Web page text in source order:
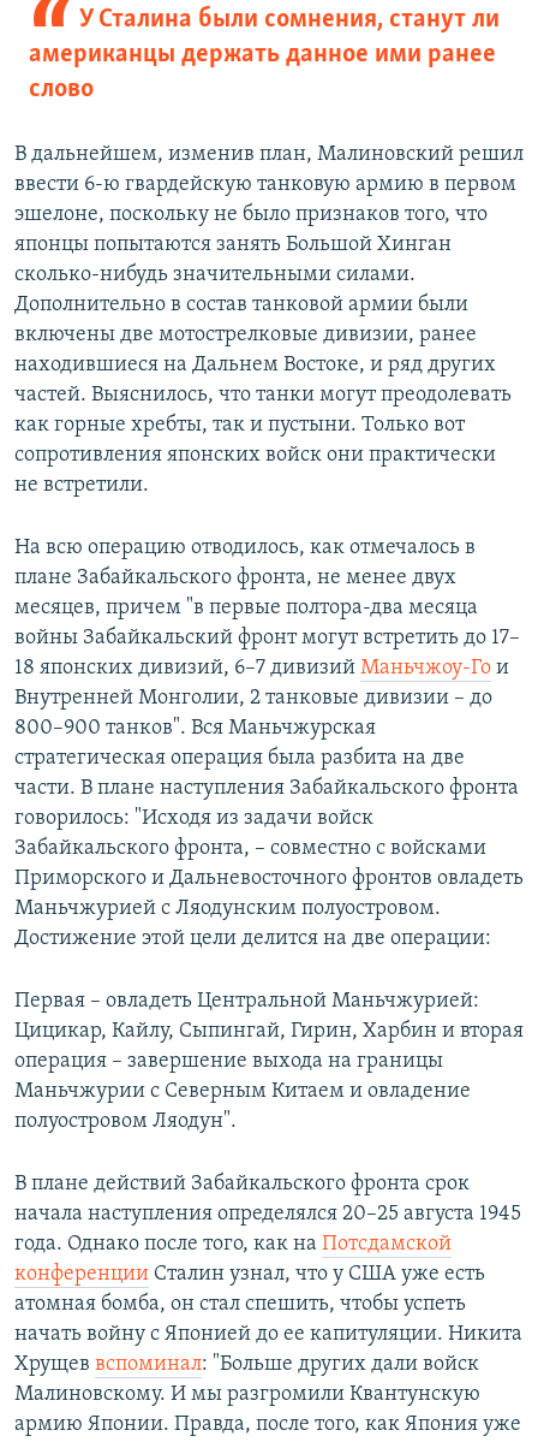
У Сталина были сомнения, станут ли
американцы держать данное ими ранее
слово
В дальнейшем, изменив план, Малиновский решил
ввести 6-ю гвардейскую танковую армию в первом
эшелоне, поскольку не было признаков того, что
японцы попытаются занять Большой Хинган
сколько-нибудь значительными силами.
Дополнительно в состав танковой армии были
включены две мотострелковые дивизии, ранее
находившиеся на Дальнем Востоке, и ряд других
частей. Выяснилось, что танки могут преодолевать
как горные хребты, так и пустыни. Только вот
сопротивления японских войск они практически
не встретили.
На всю операцию отводилось, как отмечалось в
плане Забайкальского фронта, не менее двух
месяцев, причем "в первые полтора-два месяца
войны Забайкальский фронт могут встретить до 17–
18 японских дивизий, 6–7 дивизий Маньчжоу-Го и
Внутренней Монголии, 2 танковые дивизии – до
800–900 танков". Вся Маньчжурская
стратегическая операция была разбита на две
части. В плане наступления Забайкальского фронта
говорилось: "Исходя из задачи войск
Забайкальского фронта, – совместно с войсками
Приморского и Дальневосточного фронтов овладеть
Маньчжурией с Ляодунским полуостровом.
Достижение этой цели делится на две операции:
Первая – овладеть Центральной Маньчжурией:
Цицикар, Кайлу, Сыпингай, Гирин, Харбин и вторая
операция – завершение выхода на границы
Маньчжурии с Северным Китаем и овладение
полуостровом Ляодун".
В плане действий Забайкальского фронта срок
начала наступления определялся 20–25 августа 1945
года. Однако после того, как на Потсдамской
конференции Сталин узнал, что у США уже есть
атомная бомба, он стал спешить, чтобы успеть
начать войну с Японией до ее капитуляции. Никита
Хрущев вспоминал: "Больше других дали войск
Малиновскому. И мы разгромили Квантунскую
армию Японии. Правда, после того, как Япония уже